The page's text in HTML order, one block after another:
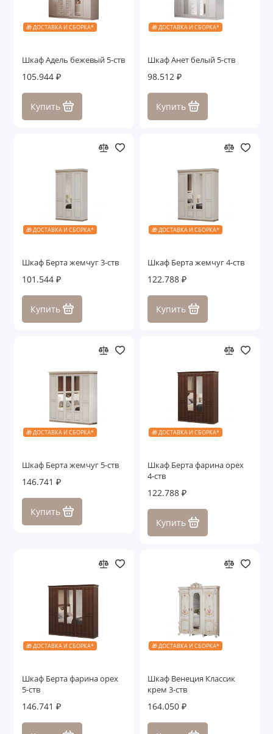
🎁 ДОСТАВКА И СБОРКА*
Шкаф Адель бежевый 5-ств
105.944 ₽
Купить
🎁 ДОСТАВКА И СБОРКА*
Шкаф Анет белый 5-ств
98.512 ₽
Купить
🎁 ДОСТАВКА И СБОРКА*
Шкаф Берта жемчуг 3-ств
101.544 ₽
Купить
🎁 ДОСТАВКА И СБОРКА*
Шкаф Берта жемчуг 4-ств
122.788 ₽
Купить
🎁 ДОСТАВКА И СБОРКА*
Шкаф Берта жемчуг 5-ств
146.741 ₽
Купить
🎁 ДОСТАВКА И СБОРКА*
Шкаф Берта фарина орех
4-ств
122.788 ₽
Купить
🎁 ДОСТАВКА И СБОРКА*
Шкаф Берта фарина орех
5-ств
146.741 ₽
🎁 ДОСТАВКА И СБОРКА*
Шкаф Венеция Классик
крем 3-ств
164.050 ₽